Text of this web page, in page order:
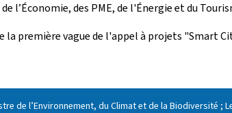
des PME, de l'Énergie et du
première vague de l'appel à projets "Smart
de l’Environnement, du Climat et de la Biodiversité ;